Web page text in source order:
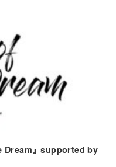
Dream』supported by